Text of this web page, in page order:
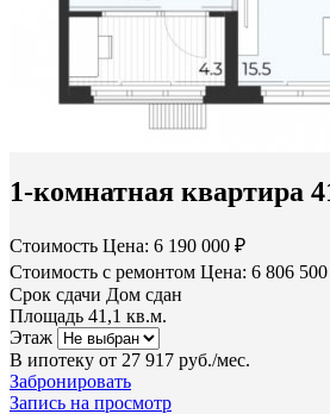
1-комнатная квартира
Стоимость Цена: 6 190 000 ₽
Стоимость с ремонтом Цена: 6 806
Срок сдачи Дом сдан
Площадь 41,1 кв.м.
Этаж
В ипотеку от 27 917 руб./мес.
Забронировать
Запись на просмотр